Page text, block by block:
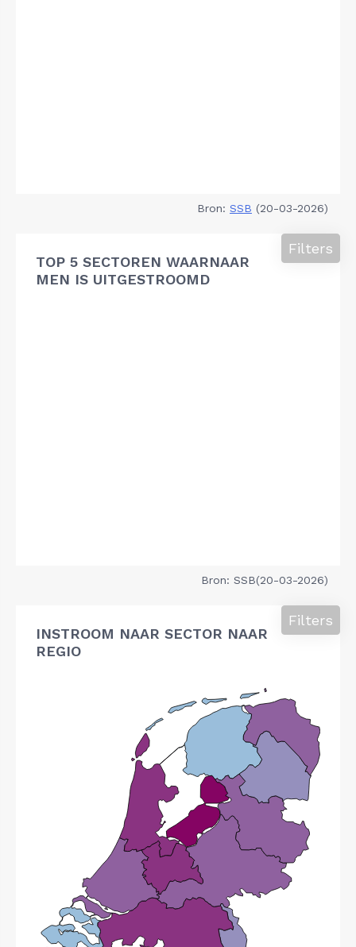
Bron: SSB (20-03-2026)
TOP 5 SECTOREN WAARNAAR
MEN IS UITGESTROOMD
Filters
Bron: SSB(20-03-2026)
INSTROOM NAAR SECTOR NAAR
REGIO
Filters